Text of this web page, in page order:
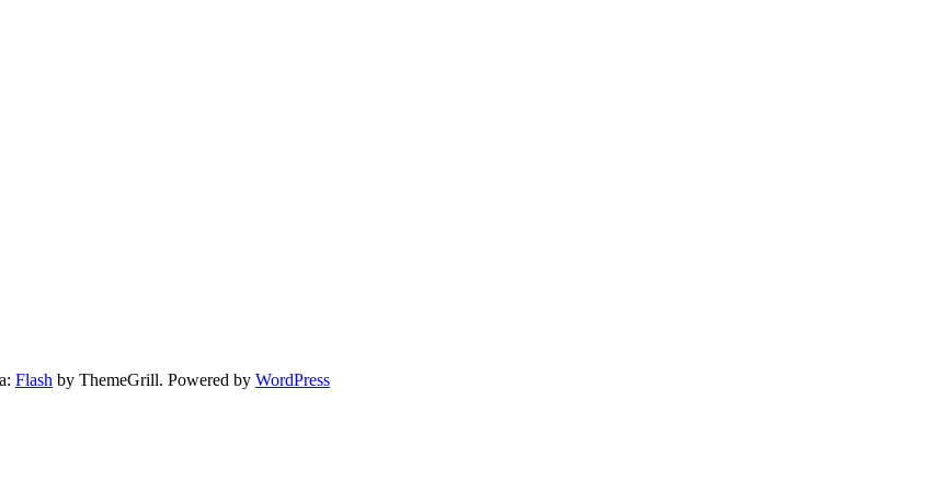
Flash by ThemeGrill. Powered by WordPress